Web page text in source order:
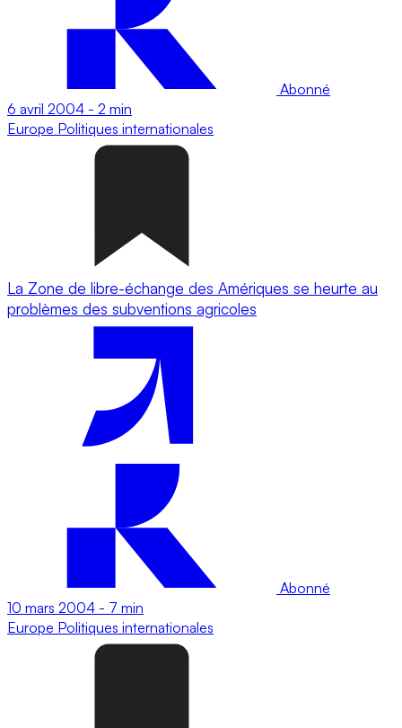
Abonné
6 avril 2004 - 2 min
Europe Politiques internationales
La Zone de libre-échange des Amériques se heurte au
problèmes des subventions agricoles
Abonné
10 mars 2004 - 7 min
Europe Politiques internationales